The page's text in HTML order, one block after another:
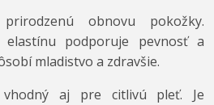
obnovu pokožky.
podporuje pevnosť a
mladistvo a zdravšie.
aj pre citlivú pleť. Je